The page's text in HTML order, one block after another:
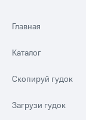
Главная
Каталог
Скопируй гудок
Загрузи гудок